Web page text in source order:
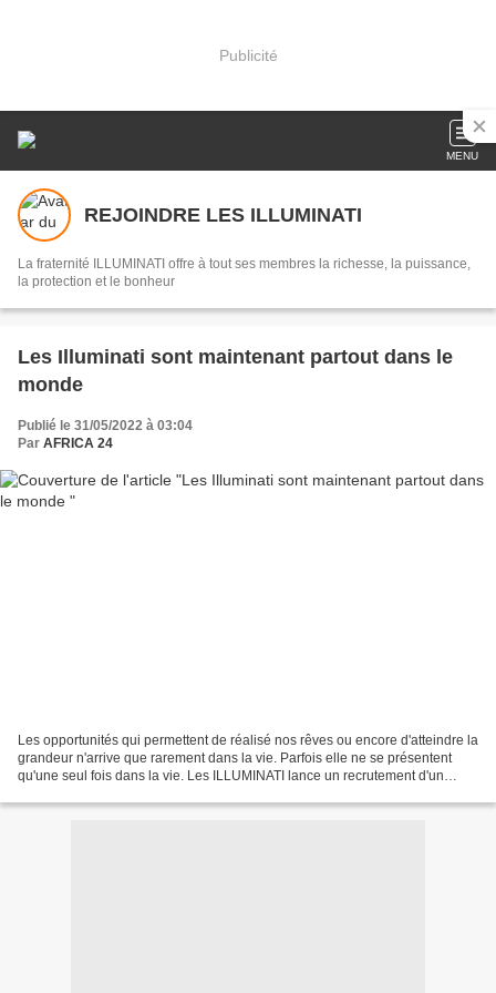
Publicité
MENU
REJOINDRE LES ILLUMINATI
La fraternité ILLUMINATI offre à tout ses membres la richesse, la puissance,
la protection et le bonheur
Les Illuminati sont maintenant partout dans le
monde
Publié le 31/05/2022 à 03:04
Par AFRICA 24
Les opportunités qui permettent de réalisé nos rêves ou encore d'atteindre la
grandeur n'arrive que rarement dans la vie. Parfois elle ne se présentent
qu'une seul fois dans la vie. Les ILLUMINATI lance un recrutement d'un